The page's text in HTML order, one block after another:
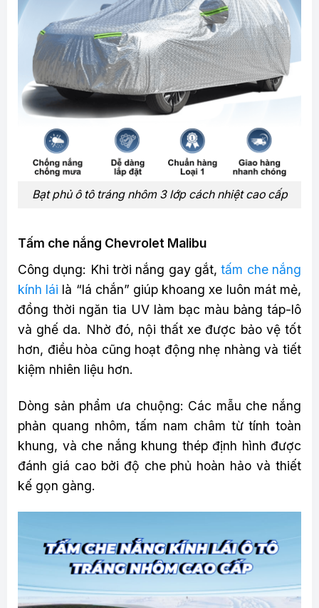
Bạt phủ ô tô tráng nhôm 3 lớp cách nhiệt cao cấp
Tấm che nắng Chevrolet Malibu
Công dụng: Khi trời nắng gay gắt,tấm che nắng
kính lái là “lá chắn” giúp khoang xe luôn mát mẻ,
đồng thời ngăn tia UV làm bạc màu bảng táp-lô
và ghế da. Nhờ đó, nội thất xe được bảo vệ tốt
hơn, điều hòa cũng hoạt động nhẹ nhàng và tiết
kiệm nhiên liệu hơn.
Dòng sản phẩm ưa chuộng: Các mẫu che nắng
phản quang nhôm, tấm nam châm từ tính toàn
khung, và che nắng khung thép định hình được
đánh giá cao bởi độ che phủ hoàn hảo và thiết
kế gọn gàng.